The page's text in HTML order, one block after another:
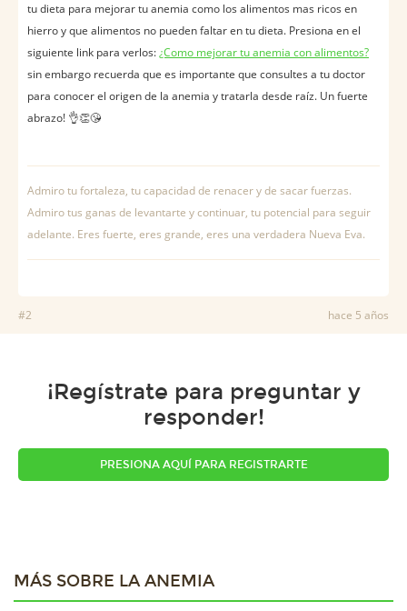
tu dieta para mejorar tu anemia como los alimentos mas ricos en
hierro y que alimentos no pueden faltar en tu dieta. Presiona en el
siguiente link para verlos:¿Como mejorar tu anemia con alimentos?
sin embargo recuerda que es importante que consultes a tu doctor
para conocer el origen de la anemia y tratarla desde raíz. Un fuerte
abrazo! 👌👏😘
Admiro tu fortaleza, tu capacidad de renacer y de sacar fuerzas.
Admiro tus ganas de levantarte y continuar, tu potencial para seguir
adelante. Eres fuerte, eres grande, eres una verdadera Nueva Eva.
#2 hace 5 años
¡Regístrate para preguntar y
responder!
PRESIONA AQUÍ PARA REGISTRARTE
MÁS SOBRE LA ANEMIA